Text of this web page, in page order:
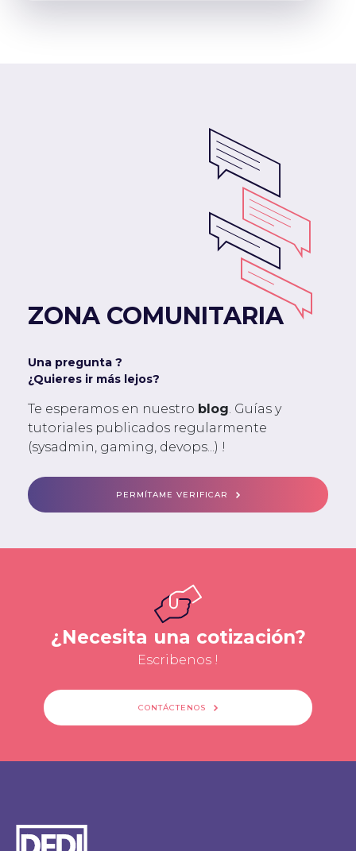
ZONA COMUNITARIA
Una pregunta ?
¿Quieres ir más lejos?
Te esperamos en nuestro blog. Guías y
tutoriales publicados regularmente
(sysadmin, gaming, devops...) !
PERMÍTAME VERIFICAR
¿Necesita una cotización?
Escribenos !
CONTÁCTENOS